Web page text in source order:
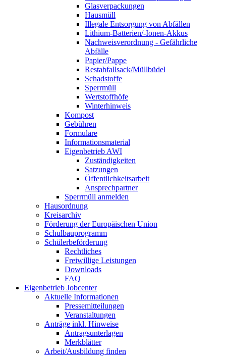
Glasverpackungen
Hausmüll
Illegale Entsorgung von Abfällen
Lithium-Batterien/-Ionen-Akkus
Nachweisverordnung - Gefährliche
Abfälle
Papier/Pappe
Restabfallsack/Müllbüdel
Schadstoffe
Sperrmüll
Wertstoffhöfe
Winterhinweis
Kompost
Gebühren
Formulare
Informationsmaterial
Eigenbetrieb AWI
Zuständigkeiten
Satzungen
Öffentlichkeitsarbeit
Ansprechpartner
Sperrmüll anmelden
Hausordnung
Kreisarchiv
Förderung der Europäischen Union
Schulbauprogramm
Schülerbeförderung
Rechtliches
Freiwillige Leistungen
Downloads
FAQ
Eigenbetrieb Jobcenter
Aktuelle Informationen
Pressemitteilungen
Veranstaltungen
Anträge inkl. Hinweise
Antragsunterlagen
Merkblätter
Arbeit/Ausbildung finden